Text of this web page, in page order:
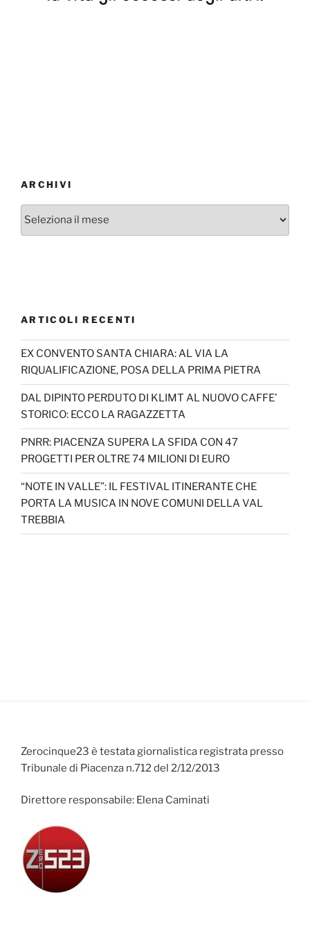
ARCHIVI
Archivi
ARTICOLI RECENTI
EX CONVENTO SANTA CHIARA: AL VIA LA
RIQUALIFICAZIONE, POSA DELLA PRIMA PIETRA
DAL DIPINTO PERDUTO DI KLIMT AL NUOVO CAFFE’
STORICO: ECCO LA RAGAZZETTA
PNRR: PIACENZA SUPERA LA SFIDA CON 47
PROGETTI PER OLTRE 74 MILIONI DI EURO
“NOTE IN VALLE”: IL FESTIVAL ITINERANTE CHE
PORTA LA MUSICA IN NOVE COMUNI DELLA VAL
TREBBIA
Zerocinque23 è testata giornalistica registrata presso
Tribunale di Piacenza n.712 del 2/12/2013
Direttore responsabile: Elena Caminati